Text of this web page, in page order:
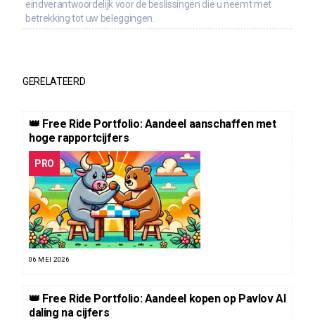
eindverantwoordelijk voor de beslissingen die u neemt met
betrekking tot uw beleggingen.
GERELATEERD
👑 Free Ride Portfolio: Aandeel aanschaffen met
hoge rapportcijfers
PRO
06 MEI 2026
👑 Free Ride Portfolio: Aandeel kopen op Pavlov AI
daling na cijfers